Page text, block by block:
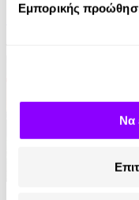
Εμπορικής
Να
Γρηγόρης Αζαριάδης